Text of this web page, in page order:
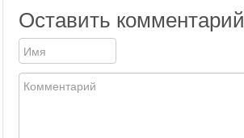
Оставить комментарий